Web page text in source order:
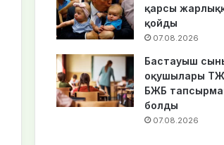
қарсы
қойды
07.08.2026
Бастауыш
оқушылары
БЖБ
болды
07.08.2026